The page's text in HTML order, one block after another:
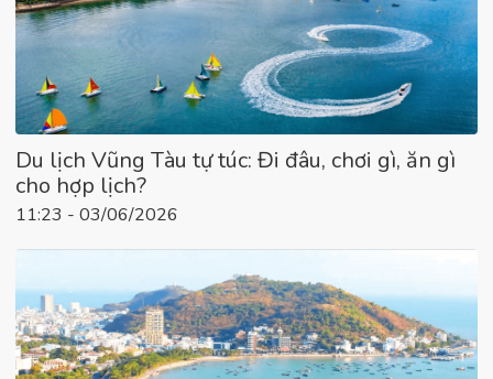
Du lịch Vũng Tàu tự túc: Đi đâu, chơi gì, ăn gì
cho hợp lịch?
11:23 - 03/06/2026